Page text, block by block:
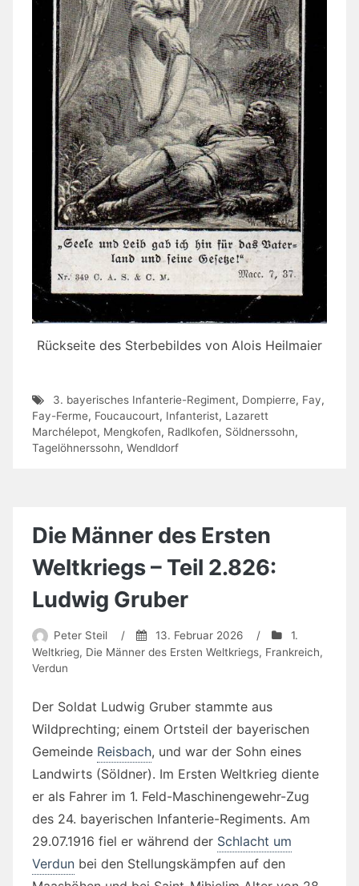
Rückseite des Sterbebildes von Alois Heilmaier
3. bayerisches Infanterie-Regiment, Dompierre, Fay,
Fay-Ferme, Foucaucourt, Infanterist, Lazarett
Marchélepot, Mengkofen, Radlkofen, Söldnerssohn,
Tagelöhnerssohn, Wendldorf
Die Männer des Ersten
Weltkriegs – Teil 2.826:
Ludwig Gruber
Peter Steil / 13. Februar 2026 /
1.
Weltkrieg, Die Männer des Ersten Weltkriegs, Frankreich,
Verdun
Der Soldat Ludwig Gruber stammte aus
Wildprechting; einem Ortsteil der bayerischen
Gemeinde Reisbach, und war der Sohn eines
Landwirts (Söldner). Im Ersten Weltkrieg diente
er als Fahrer im 1. Feld-Maschinengewehr-Zug
des 24. bayerischen Infanterie-Regiments. Am
29.07.1916 fiel er während der Schlacht um
Verdun bei den Stellungskämpfen auf den